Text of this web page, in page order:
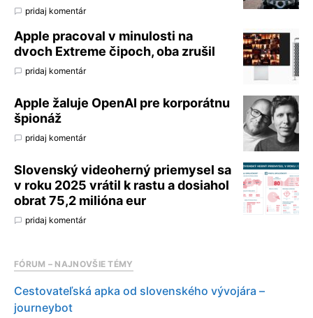
pridaj komentár
Apple pracoval v minulosti na
dvoch Extreme čipoch, oba zrušil
pridaj komentár
Apple žaluje OpenAI pre korporátnu
špionáž
pridaj komentár
Slovenský videoherný priemysel sa
v roku 2025 vrátil k rastu a dosiahol
obrat 75,2 milióna eur
pridaj komentár
FÓRUM – NAJNOVŠIE TÉMY
Cestovateľská apka od slovenského vývojára –
journeybot